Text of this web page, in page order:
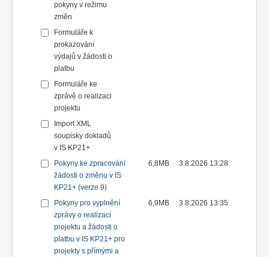
pokyny v režimu
změn
Formuláře k
prokazování
výdajů v žádosti o
platbu
Formuláře ke
zprávě o realizaci
projektu
Import XML
soupisky dokladů
v IS KP21+
Pokyny ke zpracování
žádosti o změnu v IS
KP21+ (verze 9)
6,8MB 3.8.2026 13:28
Pokyny pro vyplnění
zprávy o realizaci
projektu a žádosti o
platbu v IS KP21+ pro
projekty s přímými a
6,9MB 3.8.2026 13:35